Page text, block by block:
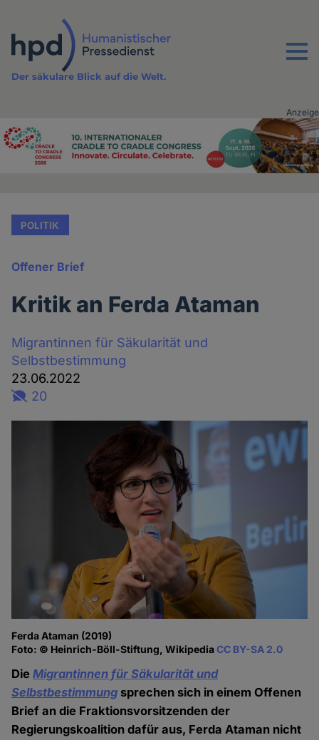
Inhalt
Menu
Der säkulare Blick auf die Welt.
Advertising
Anzeige
POLITIK
Offener Brief
Kritik an Ferda Ataman
Migrantinnen für Säkularität und
Selbstbestimmung
23.06.2022
20
Ferda Ataman (2019)
Foto: © Heinrich-Böll-Stiftung, WikipediaCC BY-SA 2.0
DieMigrantinnen für Säkularität und
Selbstbestimmung sprechen sich in einem Offenen
Brief an die Fraktionsvorsitzenden der
Regierungskoalition dafür aus, Ferda Ataman nicht